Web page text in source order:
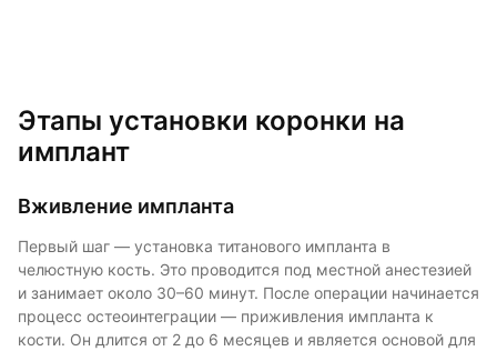
Этапы установки коронки на
имплант
Вживление импланта
Первый шаг — установка титановогo импланта в
челюстную кость. Это проводится под местной анестезией
и занимает около 30–60 минут. После операции начинается
процесс остеоинтеграции — приживления импланта к
кости. Он длится от 2 до 6 месяцев и является основой для